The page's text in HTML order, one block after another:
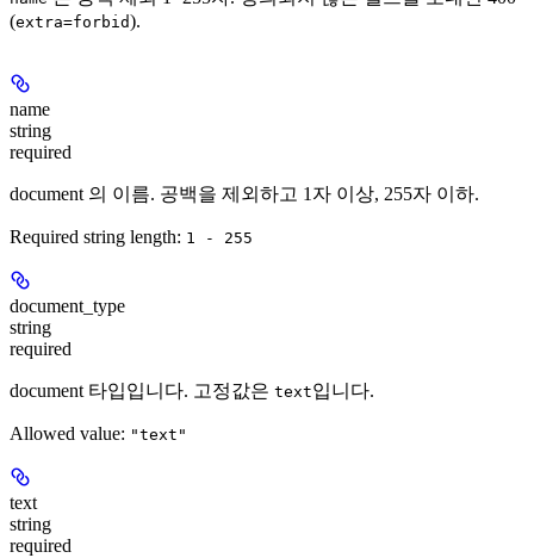
(extra=forbid).
name
string
required
document 의 이름. 공백을 제외하고 1자 이상, 255자 이하.
Required string length: 1 - 255
document_type
string
required
document 타입입니다. 고정값은 text입니다.
Allowed value: "text"
text
string
required